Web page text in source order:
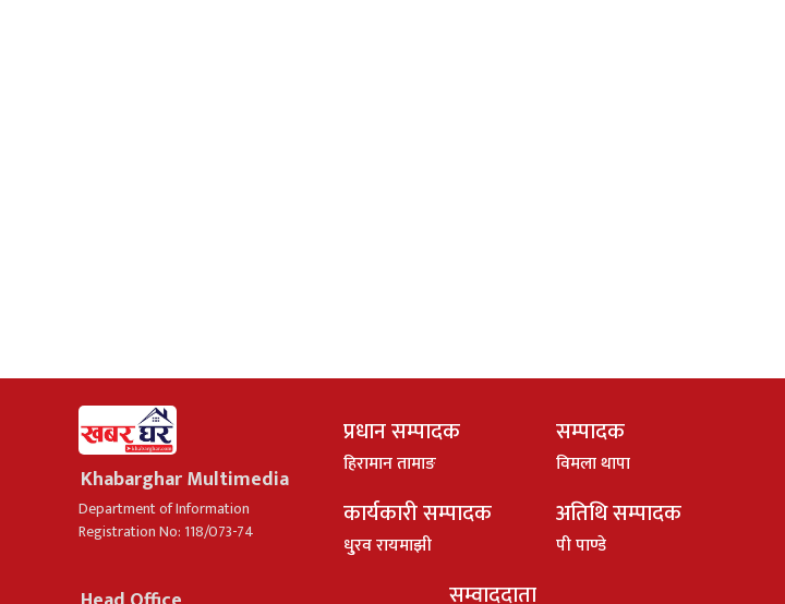
Khabarghar Multimedia
Department of Information
Registration No: 118/073-74
प्रधान सम्पादक
हिरामान तामाङ
सम्पादक
विमला थापा
कार्यकारी सम्पादक
धु्रव रायमाझी
अतिथि सम्पादक
पी पाण्डे
सम्वाददाता